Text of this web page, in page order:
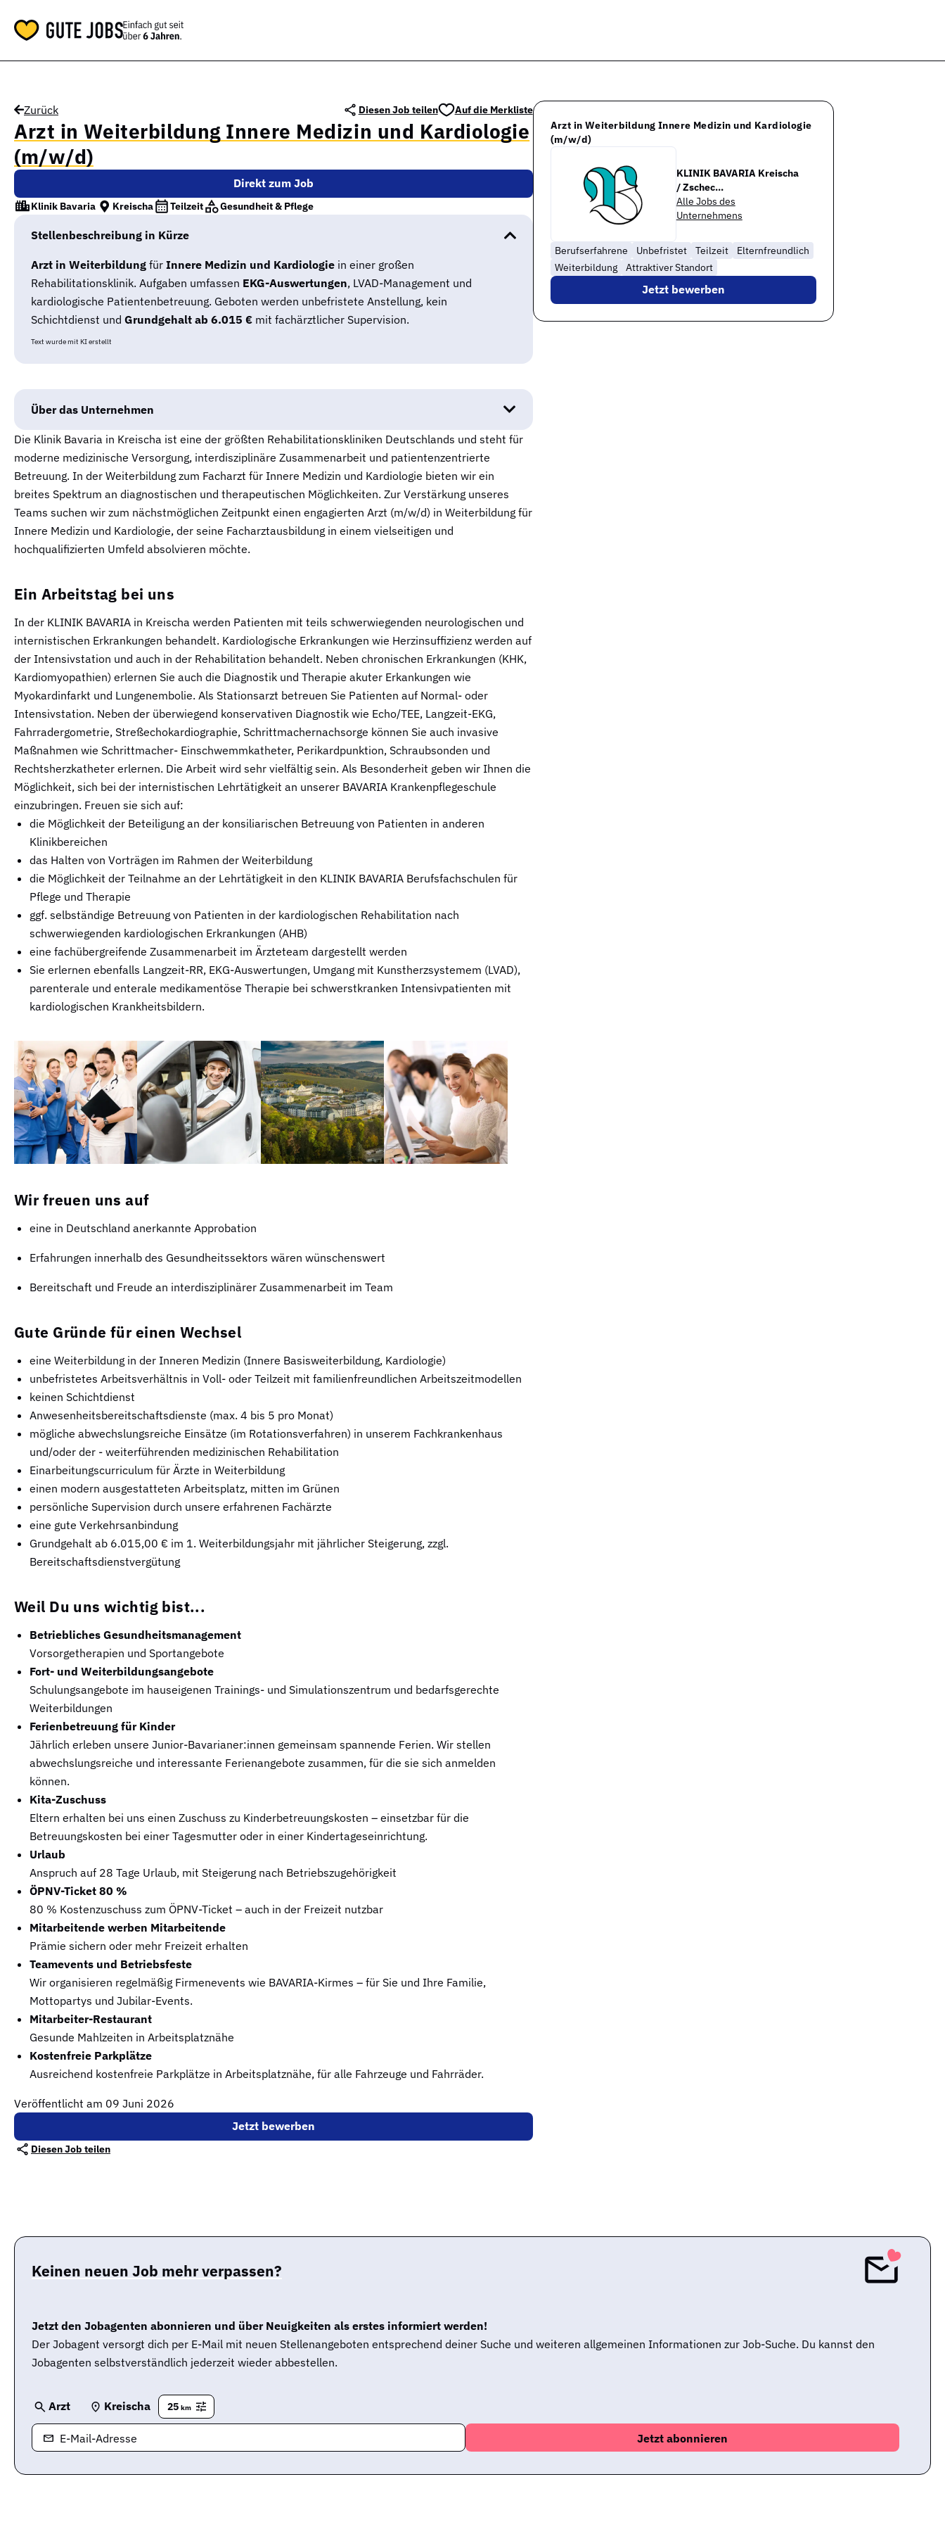
Zurück Diesen Job teilen Auf die Merkliste
Arzt in Weiterbildung Innere Medizin und Kardiologie
(m/w/d)
Direkt zum Job
Klinik Bavaria Kreischa Teilzeit Gesundheit & Pflege
Stellenbeschreibung in Kürze
Arzt in Weiterbildung für Innere Medizin und Kardiologie in einer großen
Rehabilitationsklinik. Aufgaben umfassen EKG-Auswertungen, LVAD-Management und
kardiologische Patientenbetreuung. Geboten werden unbefristete Anstellung, kein
Schichtdienst und Grundgehalt ab 6.015 € mit fachärztlicher Supervision.
Text wurde mit KI erstellt
Über das Unternehmen
Die Klinik Bavaria in Kreischa ist eine der größten Rehabilitationskliniken Deutschlands und steht für
moderne medizinische Versorgung, interdisziplinäre Zusammenarbeit und patientenzentrierte
Betreuung. In der Weiterbildung zum Facharzt für Innere Medizin und Kardiologie bieten wir ein
breites Spektrum an diagnostischen und therapeutischen Möglichkeiten. Zur Verstärkung unseres
Teams suchen wir zum nächstmöglichen Zeitpunkt einen engagierten Arzt (m/w/d) in Weiterbildung für
Innere Medizin und Kardiologie, der seine Facharztausbildung in einem vielseitigen und
hochqualifizierten Umfeld absolvieren möchte.
Ein Arbeitstag bei uns
In der KLINIK BAVARIA in Kreischa werden Patienten mit teils schwerwiegenden neurologischen und
internistischen Erkrankungen behandelt. Kardiologische Erkrankungen wie Herzinsuffizienz werden auf
der Intensivstation und auch in der Rehabilitation behandelt. Neben chronischen Erkrankungen (KHK,
Kardiomyopathien) erlernen Sie auch die Diagnostik und Therapie akuter Erkankungen wie
Myokardinfarkt und Lungenembolie. Als Stationsarzt betreuen Sie Patienten auf Normal- oder
Intensivstation. Neben der überwiegend konservativen Diagnostik wie Echo/TEE, Langzeit-EKG,
Fahrradergometrie, Streßechokardiographie, Schrittmachernachsorge können Sie auch invasive
Maßnahmen wie Schrittmacher- Einschwemmkatheter, Perikardpunktion, Schraubsonden und
Rechtsherzkatheter erlernen. Die Arbeit wird sehr vielfältig sein. Als Besonderheit geben wir Ihnen die
Möglichkeit, sich bei der internistischen Lehrtätigkeit an unserer BAVARIA Krankenpflegeschule
einzubringen. Freuen sie sich auf:
die Möglichkeit der Beteiligung an der konsiliarischen Betreuung von Patienten in anderen
Klinikbereichen
das Halten von Vorträgen im Rahmen der Weiterbildung
die Möglichkeit der Teilnahme an der Lehrtätigkeit in den KLINIK BAVARIA Berufsfachschulen für
Pflege und Therapie
ggf. selbständige Betreuung von Patienten in der kardiologischen Rehabilitation nach
schwerwiegenden kardiologischen Erkrankungen (AHB)
eine fachübergreifende Zusammenarbeit im Ärzteteam dargestellt werden
Sie erlernen ebenfalls Langzeit-RR, EKG-Auswertungen, Umgang mit Kunstherzsystemem (LVAD),
parenterale und enterale medikamentöse Therapie bei schwerstkranken Intensivpatienten mit
kardiologischen Krankheitsbildern.
Wir freuen uns auf
eine in Deutschland anerkannte Approbation
Erfahrungen innerhalb des Gesundheitssektors wären wünschenswert
Bereitschaft und Freude an interdisziplinärer Zusammenarbeit im Team
Gute Gründe für einen Wechsel
eine Weiterbildung in der Inneren Medizin (Innere Basisweiterbildung, Kardiologie)
unbefristetes Arbeitsverhältnis in Voll- oder Teilzeit mit familienfreundlichen Arbeitszeitmodellen
keinen Schichtdienst
Anwesenheitsbereitschaftsdienste (max. 4 bis 5 pro Monat)
mögliche abwechslungsreiche Einsätze (im Rotationsverfahren) in unserem Fachkrankenhaus
und/oder der - weiterführenden medizinischen Rehabilitation
Einarbeitungscurriculum für Ärzte in Weiterbildung
einen modern ausgestatteten Arbeitsplatz, mitten im Grünen
persönliche Supervision durch unsere erfahrenen Fachärzte
eine gute Verkehrsanbindung
Grundgehalt ab 6.015,00 € im 1. Weiterbildungsjahr mit jährlicher Steigerung, zzgl.
Bereitschaftsdienstvergütung
Weil Du uns wichtig bist...
Betriebliches Gesundheitsmanagement
Vorsorgetherapien und Sportangebote
Fort- und Weiterbildungsangebote
Schulungsangebote im hauseigenen Trainings- und Simulationszentrum und bedarfsgerechte
Weiterbildungen
Ferienbetreuung für Kinder
Jährlich erleben unsere Junior-Bavarianer:innen gemeinsam spannende Ferien. Wir stellen
abwechslungsreiche und interessante Ferienangebote zusammen, für die sie sich anmelden
können.
Kita-Zuschuss
Eltern erhalten bei uns einen Zuschuss zu Kinderbetreuungskosten – einsetzbar für die
Betreuungskosten bei einer Tagesmutter oder in einer Kindertageseinrichtung.
Urlaub
Anspruch auf 28 Tage Urlaub, mit Steigerung nach Betriebszugehörigkeit
ÖPNV-Ticket 80 %
80 % Kostenzuschuss zum ÖPNV-Ticket – auch in der Freizeit nutzbar
Mitarbeitende werben Mitarbeitende
Prämie sichern oder mehr Freizeit erhalten
Teamevents und Betriebsfeste
Wir organisieren regelmäßig Firmenevents wie BAVARIA-Kirmes – für Sie und Ihre Familie,
Mottopartys und Jubilar-Events.
Mitarbeiter-Restaurant
Gesunde Mahlzeiten in Arbeitsplatznähe
Kostenfreie Parkplätze
Ausreichend kostenfreie Parkplätze in Arbeitsplatznähe, für alle Fahrzeuge und Fahrräder.
Veröffentlicht am 09 Juni 2026
Jetzt bewerben
Diesen Job teilen
Arzt in Weiterbildung Innere Medizin und Kardiologie
(m/w/d)
KLINIK BAVARIA Kreischa
/ Zschec...
Alle Jobs des
Unternehmens
Berufserfahrene Unbefristet Teilzeit
Elternfreundlich
Weiterbildung
Attraktiver Standort
Jetzt bewerben
Keinen neuen Job mehr verpassen?
Jetzt den Jobagenten abonnieren und über Neuigkeiten als erstes informiert werden!
Der Jobagent versorgt dich per E-Mail mit neuen Stellenangeboten entsprechend deiner Suche und weiteren allgemeinen Informationen zur Job-Suche. Du kannst den
Jobagenten selbstverständlich jederzeit wieder abbestellen.
Arzt Kreischa 25 km
E-Mail-Adresse